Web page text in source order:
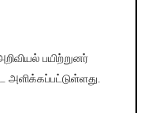
பயிற்றுனர்
அளிக்கப்பட்டுள்ளது.